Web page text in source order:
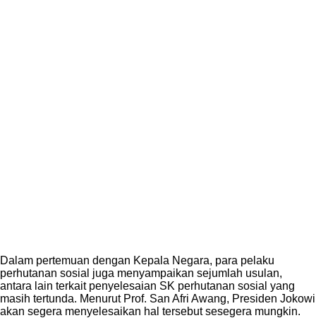
Dalam pertemuan dengan Kepala Negara, para pelaku
perhutanan sosial juga menyampaikan sejumlah usulan,
antara lain terkait penyelesaian SK perhutanan sosial yang
masih tertunda. Menurut Prof. San Afri Awang, Presiden Jokowi
akan segera menyelesaikan hal tersebut sesegera mungkin.